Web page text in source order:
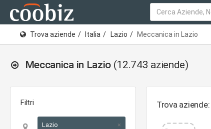
Trova aziende Italia Lazio Meccanica in Lazio
Meccanica in Lazio (12.743 aziende)
Filtri
Lazio ×
Trova aziende: